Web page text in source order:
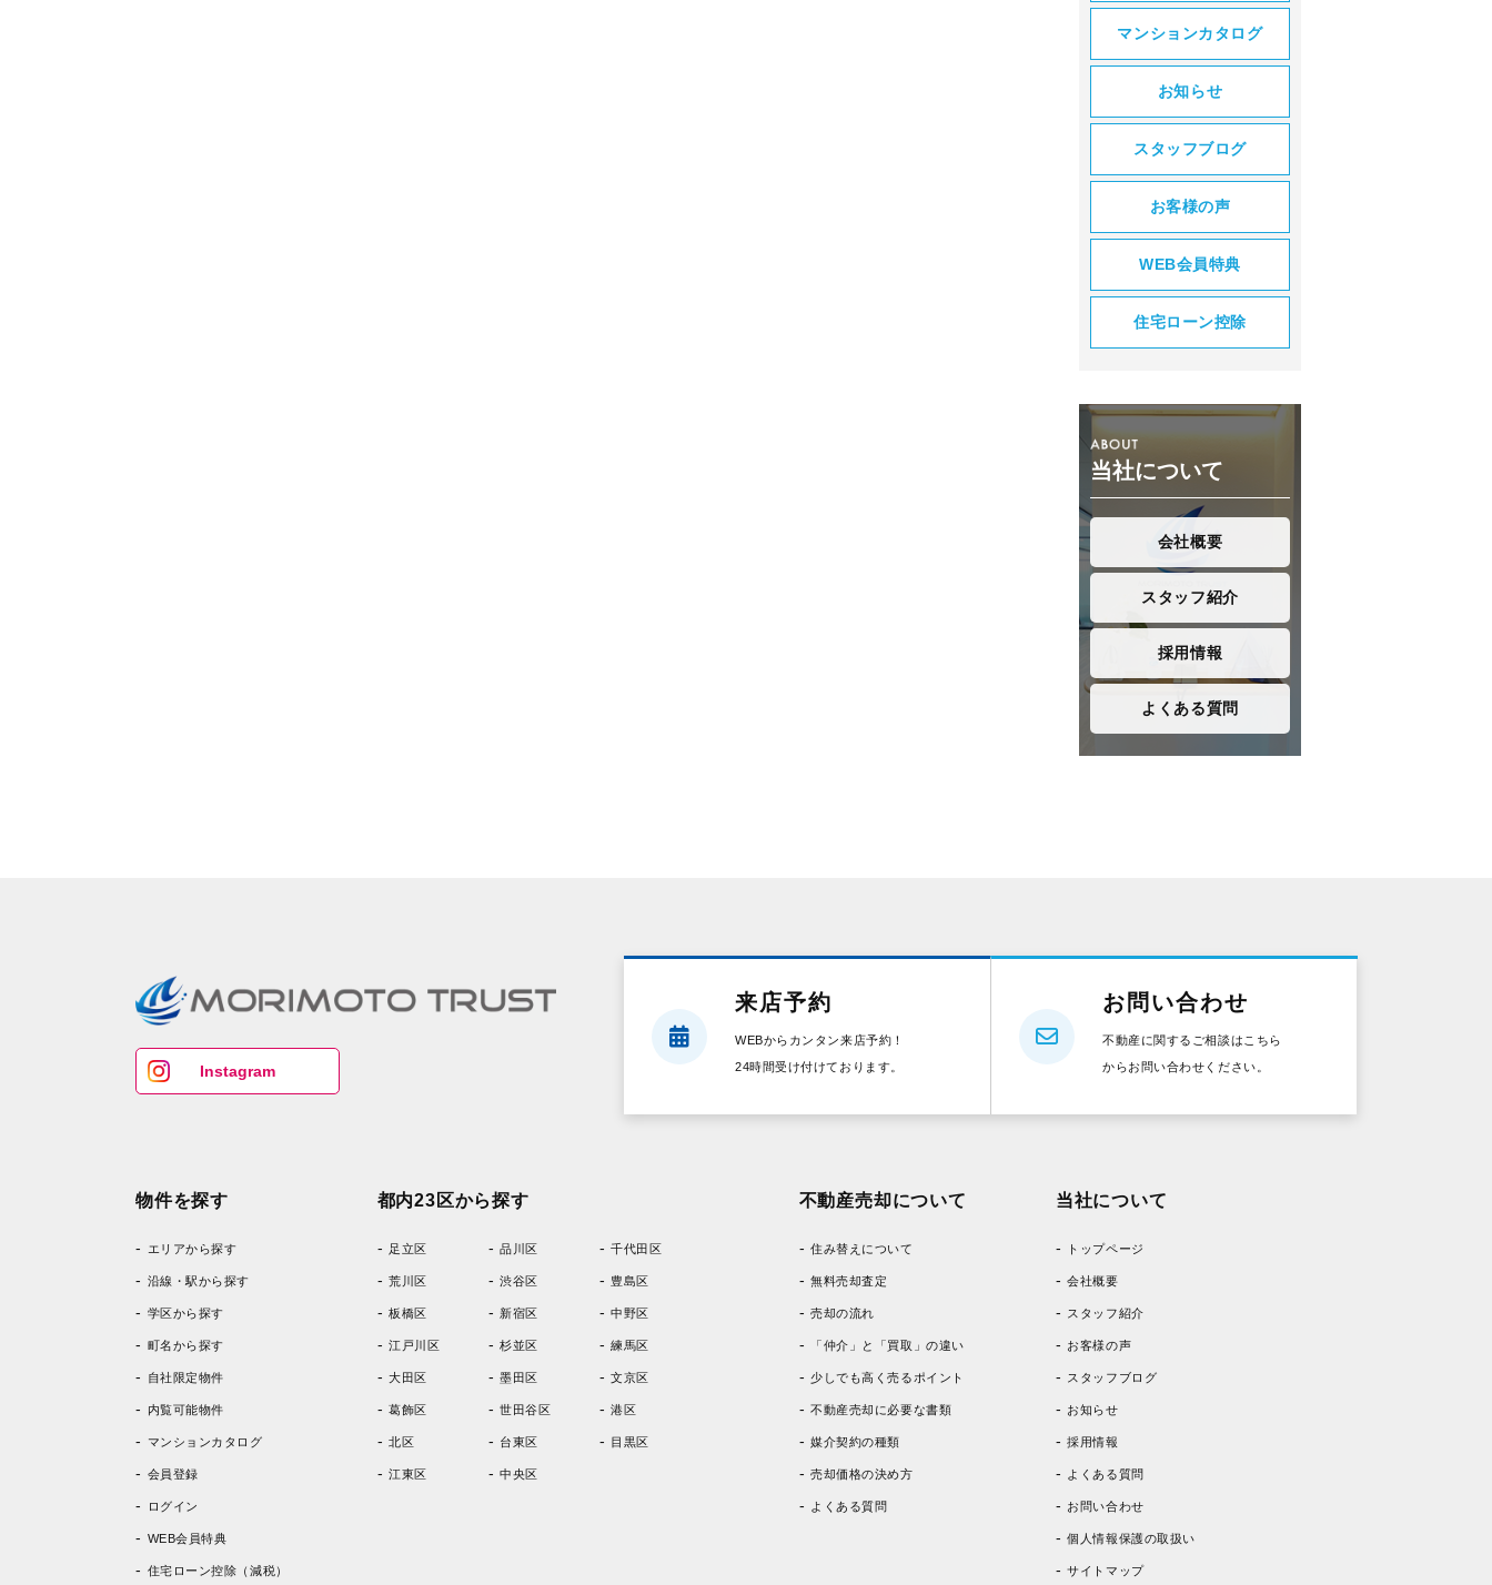
マンションカタログ
お知らせ
スタッフブログ
お客様の声
WEB会員特典
住宅ローン控除
当社について
会社概要
スタッフ紹介
採用情報
よくある質問
Instagram
来店予約
WEBからカンタン来店予約！
24時間受け付けております。
お問い合わせ
不動産に関するご相談はこちら
からお問い合わせください。
物件を探す
エリアから探す
沿線・駅から探す
学区から探す
町名から探す
自社限定物件
内覧可能物件
マンションカタログ
会員登録
ログイン
WEB会員特典
住宅ローン控除（減税）
都内23区から探す
足立区
荒川区
板橋区
江戸川区
大田区
葛飾区
北区
江東区
品川区
渋谷区
新宿区
杉並区
墨田区
世田谷区
台東区
中央区
千代田区
豊島区
中野区
練馬区
文京区
港区
目黒区
不動産売却について
住み替えについて
無料売却査定
売却の流れ
「仲介」と「買取」の違い
少しでも高く売るポイント
不動産売却に必要な書類
媒介契約の種類
売却価格の決め方
よくある質問
当社について
トップページ
会社概要
スタッフ紹介
お客様の声
スタッフブログ
お知らせ
採用情報
よくある質問
お問い合わせ
個人情報保護の取扱い
サイトマップ